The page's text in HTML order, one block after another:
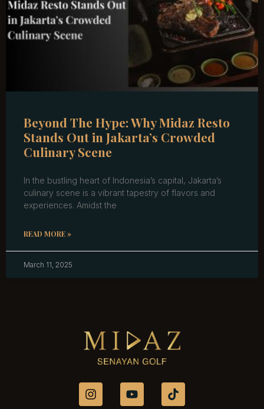
Beyond The Hype: Why Midaz Resto
Stands Out in Jakarta’s Crowded
Culinary Scene
In the bustling heart of Indonesia’s capital, Jakarta’s
culinary scene is a vibrant tapestry of flavors and
experiences. Amidst the
READ MORE »
March 11, 2025